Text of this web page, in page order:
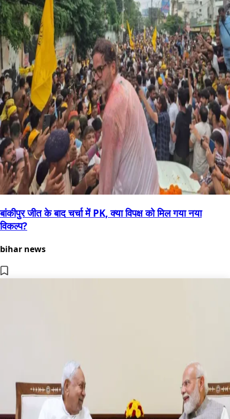
बांकीपुर जीत के बाद चर्चा में PK, क्या विपक्ष को मिल गया नया
विकल्प?
bihar news